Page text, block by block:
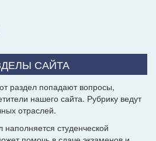
САЙТА
раздел попадают вопросы,
нашего сайта. Рубрику ведут
отраслей.
наполняется студенческой